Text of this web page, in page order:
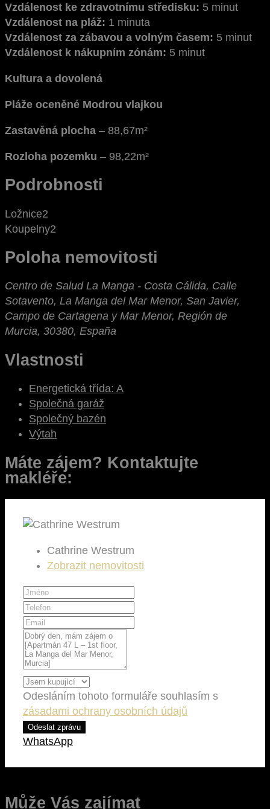
Vzdálenost ke zdravotnímu středisku: 5 minut
Vzdálenost na pláž: 1 minuta
Vzdálenost za zábavou a volným časem: 5 minut
Vzdálenost k nákupním zónám: 5 minut
Kultura a dovolená
Pláže oceněné Modrou vlajkou
Zastavěná plocha – 88,67m²
Rozloha pozemku – 98,22m²
Podrobnosti
Ložnice2
Koupelny2
Poloha nemovitosti
Centro de Salud La Manga - Costa Cálida, Calle
Sotavento, La Manga del Mar Menor, San Javier,
Campo de Cartagena y Mar Menor, Región de
Murcia, 30380, España
Vlastnosti
Energetická třída: A
Společná garáž
Společný bazén
Výtah
Máte zájem? Kontaktujte
makléře:
Cathrine Westrum
Zobrazit nemovitosti
Odesláním tohoto formuláře souhlasím s
zásadami ochrany osobních údajů
Odeslat zprávu
WhatsApp
Může Vás zajímat